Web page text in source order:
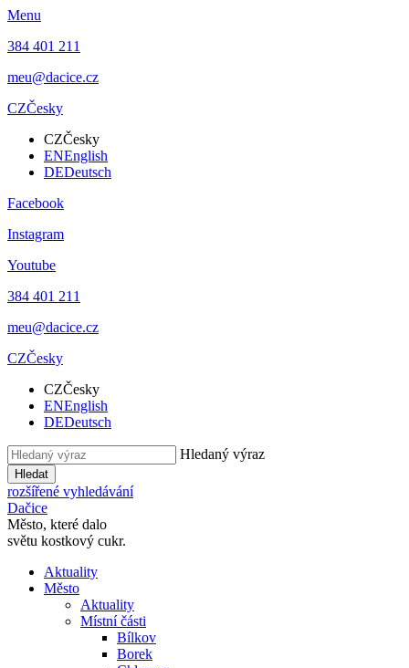
Menu
384 401 211
meu@dacice.cz
CZČesky
CZČesky
ENEnglish
DEDeutsch
Facebook
Instagram
Youtube
384 401 211
meu@dacice.cz
CZČesky
CZČesky
ENEnglish
DEDeutsch
Hledaný výraz
Hledat
rozšířené vyhledávání
Dačice
Město, které dalo
světu kostkový cukr.
Aktuality
Město
Aktuality
Místní části
Bílkov
Borek